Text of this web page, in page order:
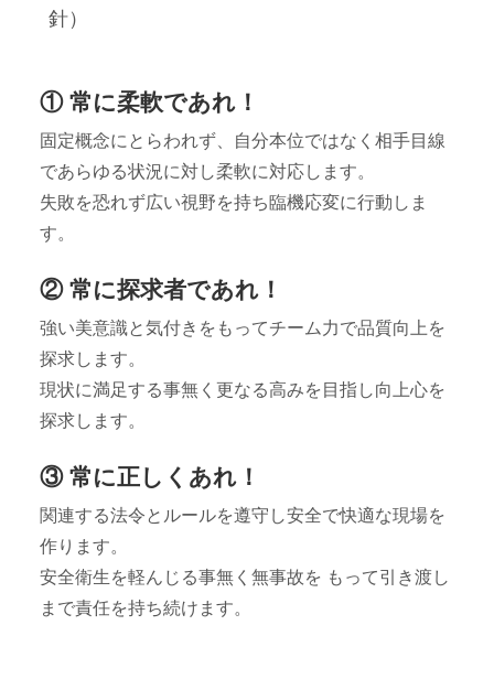
針）
① 常に柔軟であれ！
固定概念にとらわれず、自分本位ではなく相手目線
であらゆる状況に対し柔軟に対応します。
失敗を恐れず広い視野を持ち臨機応変に行動しま
す。
② 常に探求者であれ！
強い美意識と気付きをもってチーム力で品質向上を
探求します。
現状に満足する事無く更なる高みを目指し向上心を
探求します。
③ 常に正しくあれ！
関連する法令とルールを遵守し安全で快適な現場を
作ります。
安全衛生を軽んじる事無く無事故を もって引き渡し
まで責任を持ち続けます。